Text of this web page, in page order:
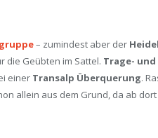
– zumindest aber der
die Geübten im Sattel. Trage- und
einer Transalp Überquerung.
allein aus dem Grund, da ab